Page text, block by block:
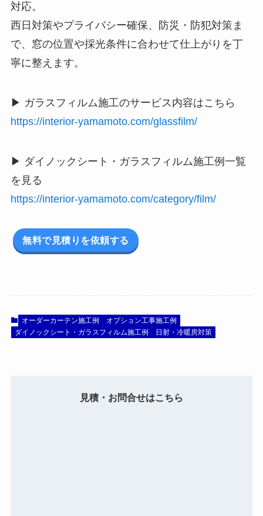
対応。
西日対策やプライバシー確保、防災・防犯対策ま
で、窓の位置や採光条件に合わせて仕上がりを丁
寧に整えます。
▶ ガラスフィルム施工のサービス内容はこちら
https://interior-yamamoto.com/glassfilm/
▶ ダイノックシート・ガラスフィルム施工例一覧
を見る
https://interior-yamamoto.com/category/film/
無料で見積りを依頼する
オーダーカーテン施工例
オプション工事施工例
ダイノックシート・ガラスフィルム施工例
日射・冷暖房対策
見積・お問合せはこちら